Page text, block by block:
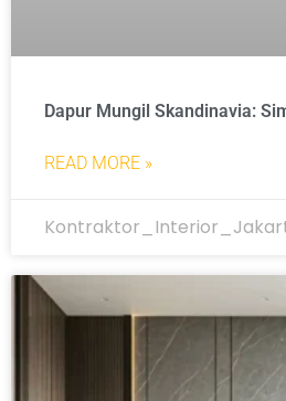
Dapur Mungil Skandinavia:
READ MORE »